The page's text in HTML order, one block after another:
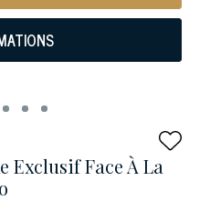
Exclusif Face À La